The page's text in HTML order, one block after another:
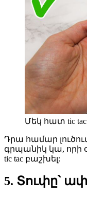
Մեկ հատ tic tac
Դրա համար
գրպանիկ կա, որի
tic tac բաշխել:
5. Տուփը՝